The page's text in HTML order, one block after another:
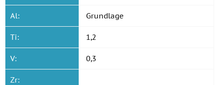
Al: Grundlage
Ti: 1,2
V: 0,3
Zr: